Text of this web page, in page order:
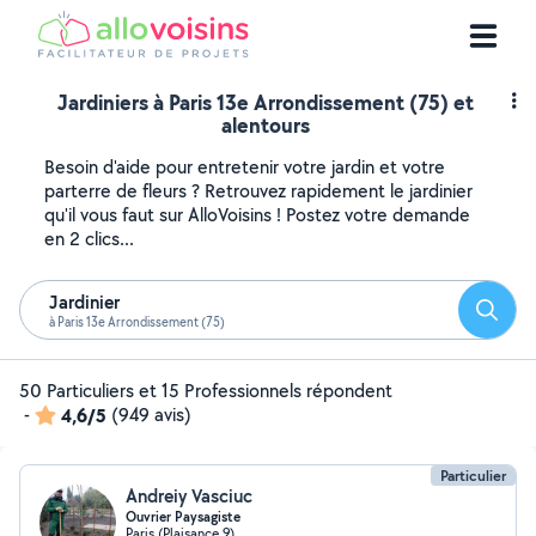
Jardiniers à Paris 13e Arrondissement (75) et
alentours
Besoin d'aide pour entretenir votre jardin et votre
parterre de fleurs ? Retrouvez rapidement le jardinier
qu'il vous faut sur AlloVoisins ! Postez votre demande
en 2 clics...
Jardinier
à Paris 13e Arrondissement (75)
50 Particuliers et 15 Professionnels répondent
-
4,6/5 (949 avis)
Particulier
Andreiy Vasciuc
Ouvrier Paysagiste